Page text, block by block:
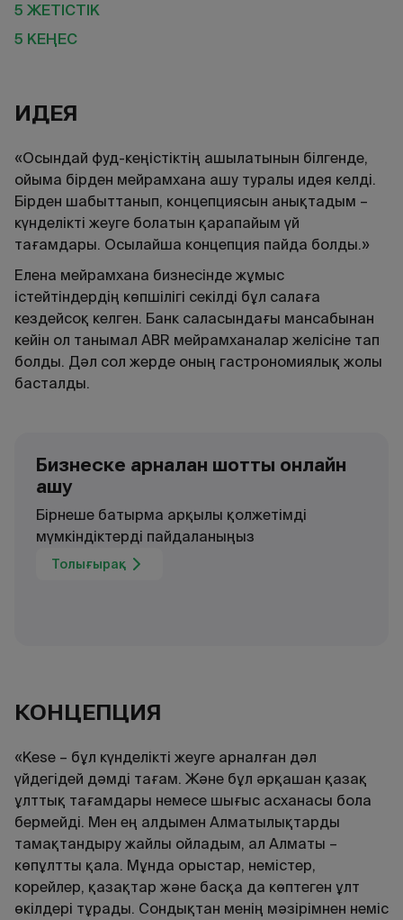
5 ЖЕТІСТІК
5 КЕҢЕС
ИДЕЯ
«Осындай фуд-кеңістіктің ашылатынын білгенде,
ойыма бірден мейрамхана ашу туралы идея келді.
Бірден шабыттанып, концепциясын анықтадым –
күнделікті жеуге болатын қарапайым үй
тағамдары. Осылайша концепция пайда болды.»
Елена мейрамхана бизнесінде жұмыс
істейтіндердің көпшілігі секілді бұл салаға
кездейсоқ келген. Банк саласындағы мансабынан
кейін ол танымал ABR мейрамханалар желісіне тап
болды. Дәл сол жерде оның гастрономиялық жолы
басталды.
Бизнеске арналған шотты онлайн
ашу
Бірнеше батырма арқылы қолжетімді
мүмкіндіктерді пайдаланыңыз
Толығырақ
КОНЦЕПЦИЯ
«Kese – бұл күнделікті жеуге арналған дәл
үйдегідей дәмді тағам. Және бұл әрқашан қазақ
ұлттық тағамдары немесе шығыс асханасы бола
бермейді. Мен ең алдымен Алматылықтарды
тамақтандыру жайлы ойладым, ал Алматы –
көпұлтты қала. Мұнда орыстар, немістер,
корейлер, қазақтар және басқа да көптеген ұлт
өкілдері тұрады. Сондықтан менің мәзірімнен неміс